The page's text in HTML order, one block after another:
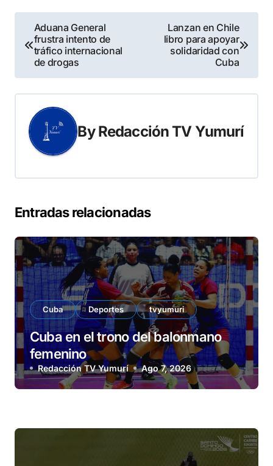
Navegación
de
entradas
Aduana General
frustra intento de
tráfico internacional
de drogas
Lanzan en Chile
libro para apoyar
solidaridad con
Cuba
ByRedacción TV Yumurí
Entradas relacionadas
Cuba Deportes tvyumuri
Cuba en el trono del balonmano
femenino
Redacción TV Yumurí Ago 7, 2026